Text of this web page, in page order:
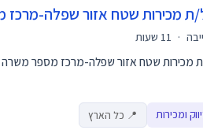
מכירות שטח אזור שפלה-מרכז מספר
·
ומכירות 📍 כל הארץ